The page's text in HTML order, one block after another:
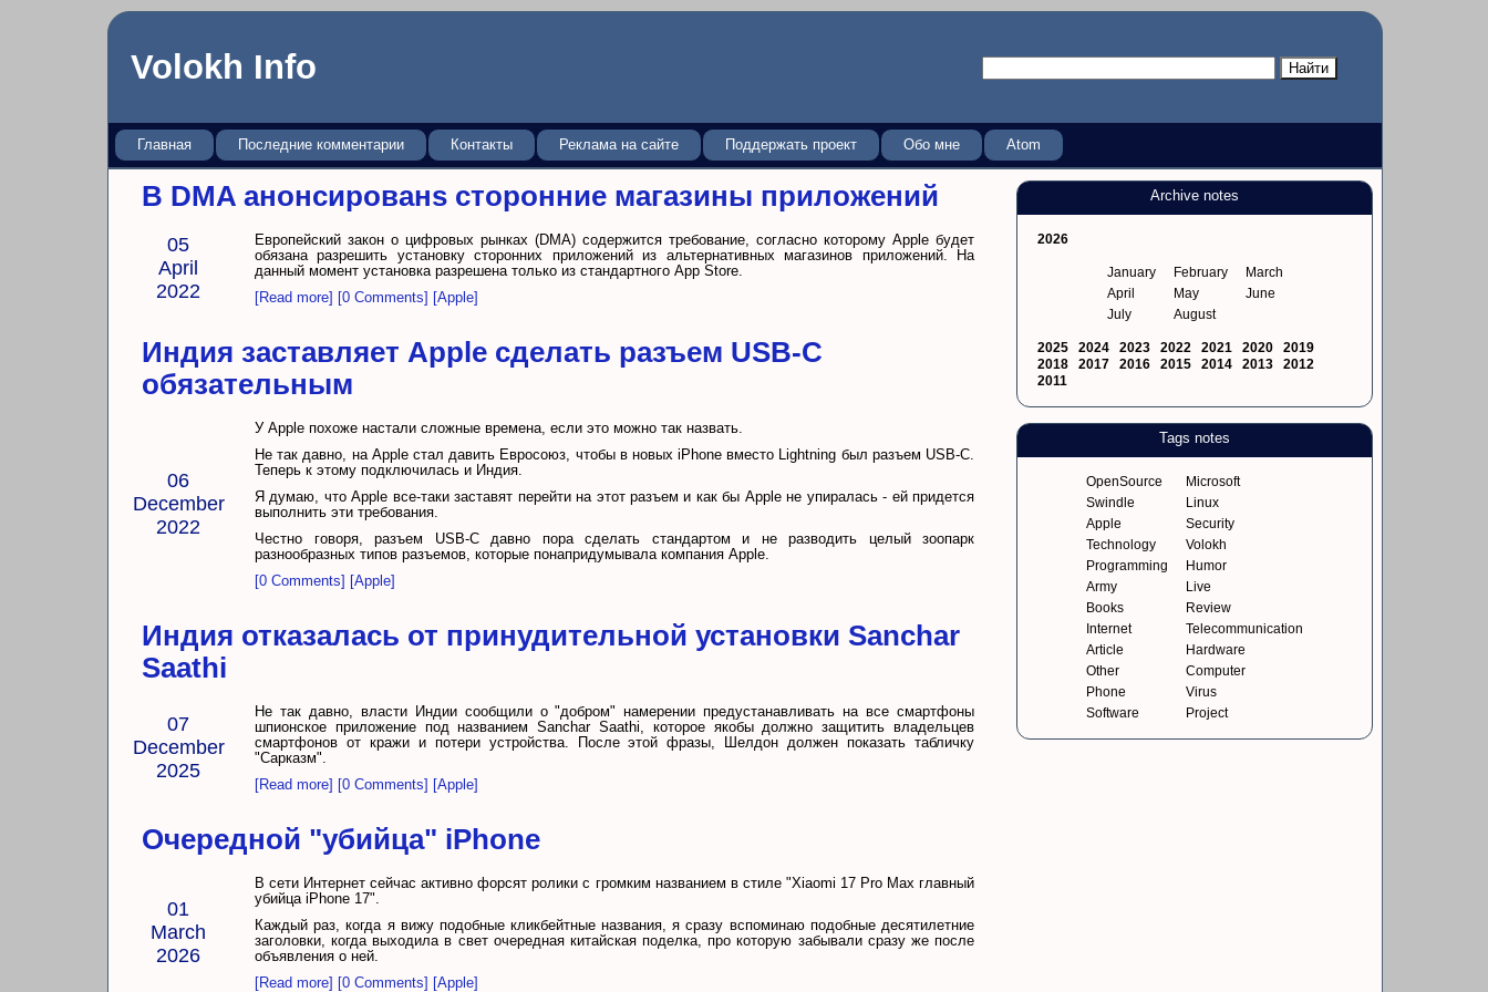
Volokh Info
Главная Последние комментарии Контакты Реклама на сайте Поддержать проект Обо мне Atom
В DMA анонсированs сторонние магазины приложений
05
April
2022
Европейский закон о цифровых рынках (DMA) содержится требование, согласно которому Apple будет
обязана разрешить установку сторонних приложений из альтернативных магазинов приложений. На
данный момент установка разрешена только из стандартного App Store.
[Read more] [0 Comments] [Apple]
Индия заставляет Apple сделать разъем USB-C
обязательным
06
December
2022
У Apple похоже настали сложные времена, если это можно так назвать.
Не так давно, на Apple стал давить Евросоюз, чтобы в новых iPhone вместо Lightning был разъем USB-C.
Теперь к этому подключилась и Индия.
Я думаю, что Apple все-таки заставят перейти на этот разъем и как бы Apple не упиралась - ей придется
выполнить эти требования.
Честно говоря, разъем USB-C давно пора сделать стандартом и не разводить целый зоопарк
разнообразных типов разъемов, которые понапридумывала компания Apple.
[0 Comments] [Apple]
Индия отказалась от принудительной установки Sanchar
Saathi
07
December
2025
Не так давно, власти Индии сообщили о "добром" намерении предустанавливать на все смартфоны
шпионское приложение под названием Sanchar Saathi, которое якобы должно защитить владельцев
смартфонов от кражи и потери устройства. После этой фразы, Шелдон должен показать табличку
"Сарказм".
[Read more] [0 Comments] [Apple]
Очередной "убийца" iPhone
01
March
2026
В сети Интернет сейчас активно форсят ролики с громким названием в стиле "Xiaomi 17 Pro Max главный
убийца iPhone 17".
Каждый раз, когда я вижу подобные кликбейтные названия, я сразу вспоминаю подобные десятилетние
заголовки, когда выходила в свет очередная китайская поделка, про которую забывали сразу же после
объявления о ней.
[Read more] [0 Comments] [Apple]
Archive notes
2026
January February
March
April
May
June
July
August
2025 2024 2023 2022 2021 2020
2019
2018
2017 2016 2015 2014 2013
2012
2011
Tags notes
OpenSource
Microsoft
Swindle
Linux
Apple
Security
Technology
Volokh
Programming
Humor
Army
Live
Books
Review
Internet
Telecommunication
Article
Hardware
Other
Computer
Phone
Virus
Software
Project